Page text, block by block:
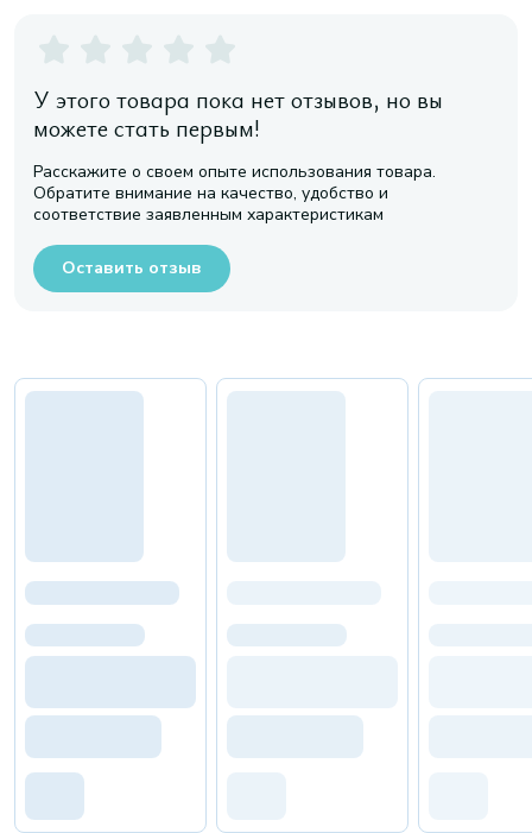
У этого товара пока нет отзывов, но вы
можете стать первым!
Расскажите о своем опыте использования товара.
Обратите внимание на качество, удобство и
соответствие заявленным характеристикам
Оставить отзыв